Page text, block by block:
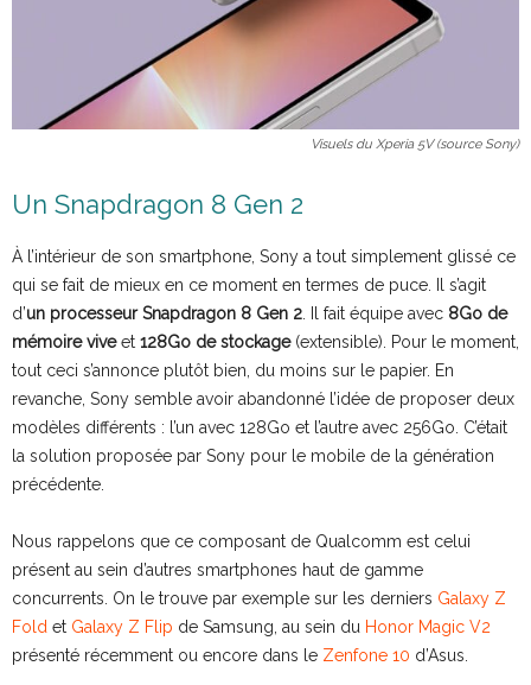
Visuels du Xperia 5V (source Sony)
Un Snapdragon 8 Gen 2
À l’intérieur de son smartphone, Sony a tout simplement glissé ce
qui se fait de mieux en ce moment en termes de puce. Il s’agit
d’un processeur Snapdragon 8 Gen 2 . Il fait équipe avec 8Go de
mémoire viveet 128Go de stockage(extensible). Pour le moment,
tout ceci s’annonce plutôt bien, du moins sur le papier. En
revanche, Sony semble avoir abandonné l’idée de proposer deux
modèles différents : l’un avec 128Go et l’autre avec 256Go. C’était
la solution proposée par Sony pour le mobile de la génération
précédente.
Nous rappelons que ce composant de Qualcomm est celui
présent au sein d’autres smartphones haut de gamme
concurrents. On le trouve par exemple sur les derniers Galaxy Z
Fold et Galaxy Z Flip de Samsung, au sein du Honor Magic V2
présenté récemment ou encore dans le Zenfone 10 d’Asus.